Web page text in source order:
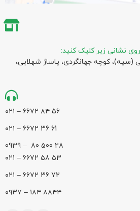
نشانی زیر کلیک کنید:
(سپه)، کوچه جهانگردی،‌ پاساژ شهلایی،
۵۶ ۸۴ ۶۶۷۲ – ۰۲۱
61 36 ۶۶۷۲ – ۰۲۱
28 500 80 – 0939
۵۳ ۵۸ ۶۶۷۲ – ۰۲۱
72 36 ۶۶۷۲ – ۰۲۱
۸۸۴۴ ۱۸۴ – ۰۹۳۷